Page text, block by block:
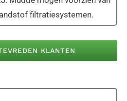
filtratiesystemen.
KLANTEN